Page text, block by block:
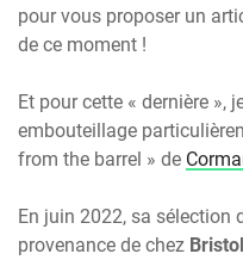
pour vous proposer un
de ce moment !
Et pour cette « dernière »,
embouteillage
from the barrel » de
En juin 2022, sa sélection
provenance de chez Bristol